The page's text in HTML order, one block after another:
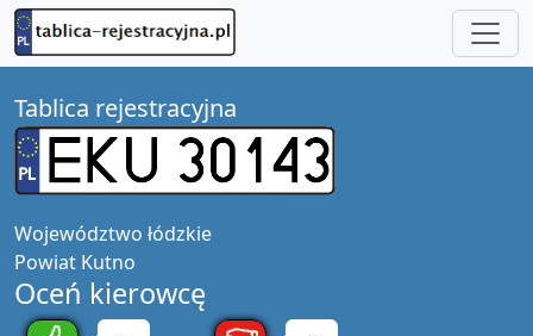
Tablica rejestracyjna
Województwo łódzkie
Powiat Kutno
Oceń kierowcę